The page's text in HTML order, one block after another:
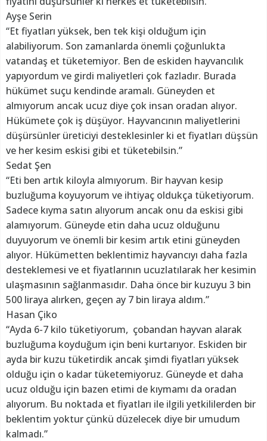
Ayşe Serin
“Et fiyatları yüksek, ben tek kişi olduğum için
alabiliyorum. Son zamanlarda önemli çoğunlukta
vatandaş et tüketemiyor. Ben de eskiden hayvancılık
yapıyordum ve girdi maliyetleri çok fazladır. Burada
hükümet suçu kendinde aramalı. Güneyden et
almıyorum ancak ucuz diye çok insan oradan alıyor.
Hükümete çok iş düşüyor. Hayvancının maliyetlerini
düşürsünler üreticiyi desteklesinler ki et fiyatları düşsün
ve her kesim eskisi gibi et tüketebilsin.”
Sedat Şen
“Eti ben artık kiloyla almıyorum. Bir hayvan kesip
buzluğuma koyuyorum ve ihtiyaç oldukça tüketiyorum.
Sadece kıyma satın alıyorum ancak onu da eskisi gibi
alamıyorum. Güneyde etin daha ucuz olduğunu
duyuyorum ve önemli bir kesim artık etini güneyden
alıyor. Hükümetten beklentimiz hayvancıyı daha fazla
desteklemesi ve et fiyatlarının ucuzlatılarak her kesimin
ulaşmasının sağlanmasıdır. Daha önce bir kuzuyu 3 bin
500 liraya alırken, geçen ay 7 bin liraya aldım.”
Hasan Çiko
“Ayda 6-7 kilo tüketiyorum, çobandan hayvan alarak
buzluğuma koyduğum için beni kurtarıyor. Eskiden bir
ayda bir kuzu tüketirdik ancak şimdi fiyatları yüksek
olduğu için o kadar tüketemiyoruz. Güneyde et daha
ucuz olduğu için bazen etimi de kıymamı da oradan
alıyorum. Bu noktada et fiyatları ile ilgili yetkililerden bir
beklentim yoktur çünkü düzelecek diye bir umudum
kalmadı.”